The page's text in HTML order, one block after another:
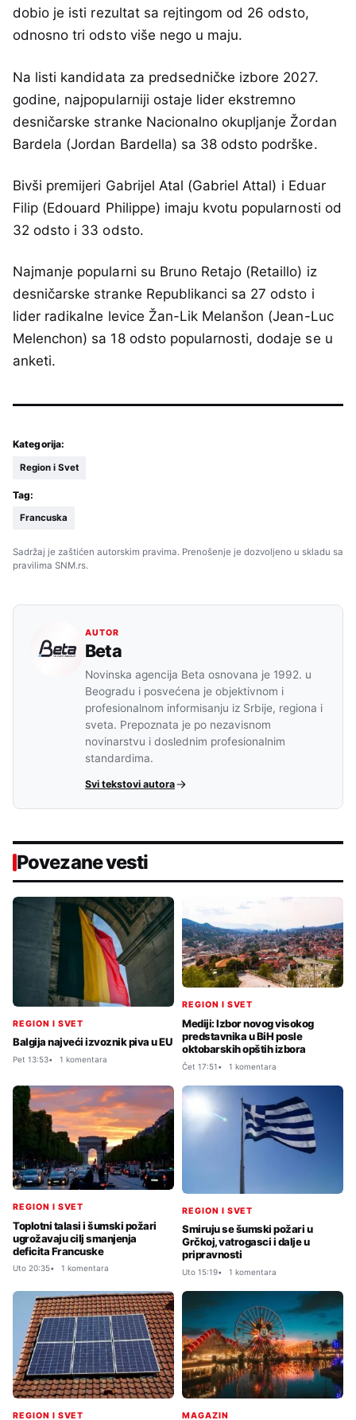
dobio je isti rezultat sa rejtingom od 26 odsto,
odnosno tri odsto više nego u maju.
Na listi kandidata za predsedničke izbore 2027.
godine, najpopularniji ostaje lider ekstremno
desničarske stranke Nacionalno okupljanje Žordan
Bardela (Jordan Bardella) sa 38 odsto podrške.
Bivši premijeri Gabrijel Atal (Gabriel Attal) i Eduar
Filip (Edouard Philippe) imaju kvotu popularnosti od
32 odsto i 33 odsto.
Najmanje popularni su Bruno Retajo (Retaillo) iz
desničarske stranke Republikanci sa 27 odsto i
lider radikalne levice Žan-Lik Melanšon (Jean-Luc
Melenchon) sa 18 odsto popularnosti, dodaje se u
anketi.
Kategorija:
Region i Svet
Tag:
Francuska
Sadržaj je zaštićen autorskim pravima. Prenošenje je dozvoljeno u skladu sa
pravilima SNM.rs.
AUTOR
Beta
Novinska agencija Beta osnovana je 1992. u
Beogradu i posvećena je objektivnom i
profesionalnom informisanju iz Srbije, regiona i
sveta. Prepoznata je po nezavisnom
novinarstvu i doslednim profesionalnim
standardima.
Svi tekstovi autora
Povezane vesti
REGION I SVET
Balgija najveći izvoznik piva u EU
Pet 13:53 1 komentara
REGION I SVET
Mediji: Izbor novog visokog
predstavnika u BiH posle
oktobarskih opštih izbora
Čet 17:51 1 komentara
REGION I SVET
Toplotni talasi i šumski požari
ugrožavaju cilj smanjenja
deficita Francuske
Uto 20:35 1 komentara
REGION I SVET
Smiruju se šumski požari u
Grčkoj, vatrogasci i dalje u
pripravnosti
Uto 15:19 1 komentara
REGION I SVET MAGAZIN